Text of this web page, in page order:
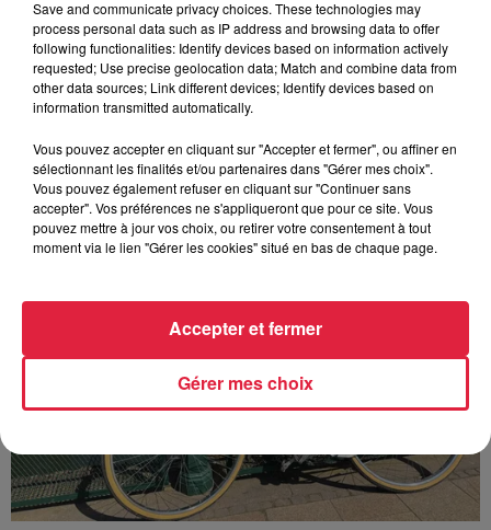
Europa-Park : des précisons sur l’après Euro-
Mir
Pendant trois décennies, l'Euro-Mir a fait tourner les têtes
des visiteurs. La mythique montagne russe s'apprête
désormais à disparaître du paysage du parc...
Save and communicate privacy choices. These technologies may
process personal data such as IP address and browsing data to offer
following functionalities: Identify devices based on information actively
requested; Use precise geolocation data; Match and combine data from
other data sources; Link different devices; Identify devices based on
information transmitted automatically.
Vous pouvez accepter en cliquant sur "Accepter et fermer", ou affiner en
sélectionnant les finalités et/ou partenaires dans "Gérer mes choix".
Vous pouvez également refuser en cliquant sur "Continuer sans
accepter". Vos préférences ne s'appliqueront que pour ce site. Vous
pouvez mettre à jour vos choix, ou retirer votre consentement à tout
moment via le lien "Gérer les cookies" situé en bas de chaque page.
Gérer mes choix
Accepter et fermer